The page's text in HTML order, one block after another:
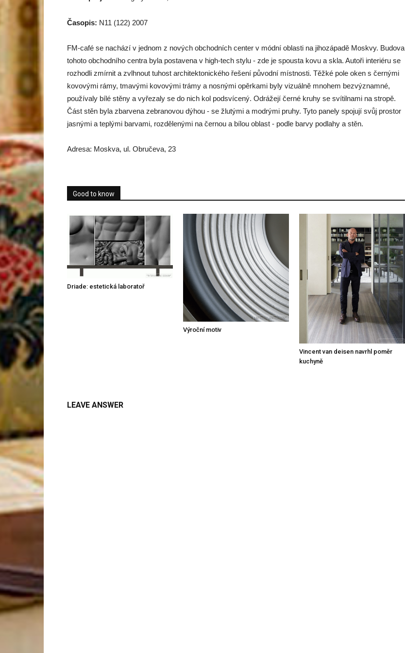
Časopis: N11 (122) 2007
FM-café se nachází v jednom z nových obchodních center v módní oblasti na jihozápadě Moskvy. Budova
tohoto obchodního centra byla postavena v high-tech stylu - zde je spousta kovu a skla. Autoři interiéru se
rozhodli zmírnit a zvlhnout tuhost architektonického řešení původní místnosti. Těžké pole oken s černými
kovovými rámy, tmavými kovovými trámy a nosnými opěrkami byly vizuálně mnohem bezvýznamné,
používaly bílé stěny a vyřezaly se do nich kol podsvícený. Odrážejí černé kruhy se svítilnami na stropě.
Část stěn byla zbarvena zebranovou dýhou - se žlutými a modrými pruhy. Tyto panely spojují svůj prostor
jasnými a teplými barvami, rozdělenými na černou a bílou oblast - podle barvy podlahy a stěn.
Adresa: Moskva, ul. Obručeva, 23
Good to know
Driade: estetická laboratoř
Výroční motiv
Vincent van deisen navrhl poměr
kuchyně
LEAVE ANSWER